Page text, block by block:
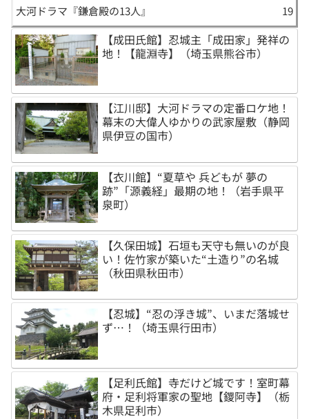
大河ドラマ『鎌倉殿の13人』 19
【成田氏館】忍城主「成田家」発祥の
地！【龍淵寺】（埼玉県熊谷市）
【江川邸】大河ドラマの定番ロケ地！
幕末の大偉人ゆかりの武家屋敷（静岡
県伊豆の国市）
【衣川館】“夏草や 兵どもが 夢の
跡”「源義経」最期の地！（岩手県平
泉町）
【久保田城】石垣も天守も無いのが良
い！佐竹家が築いた“土造り”の名城
（秋田県秋田市）
【忍城】“忍の浮き城”、いまだ落城せ
ず…！（埼玉県行田市）
【足利氏館】寺だけど城です！室町幕
府・足利将軍家の聖地【鑁阿寺】（栃
木県足利市）